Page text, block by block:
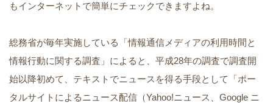
もインターネットで簡単にチェックできますよね。
総務省が毎年実施している「情報通信メディアの利用時間と
情報行動に関する調査」によると、平成28年の調査で調査開
始以降初めて、テキストでニュースを得る手段として「ポー
タルサイトによるニュース配信（Yahoo!ニュース、Google ニ